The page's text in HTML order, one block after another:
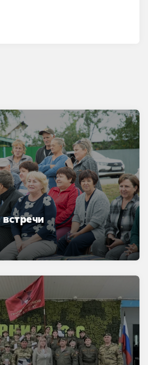
встречи